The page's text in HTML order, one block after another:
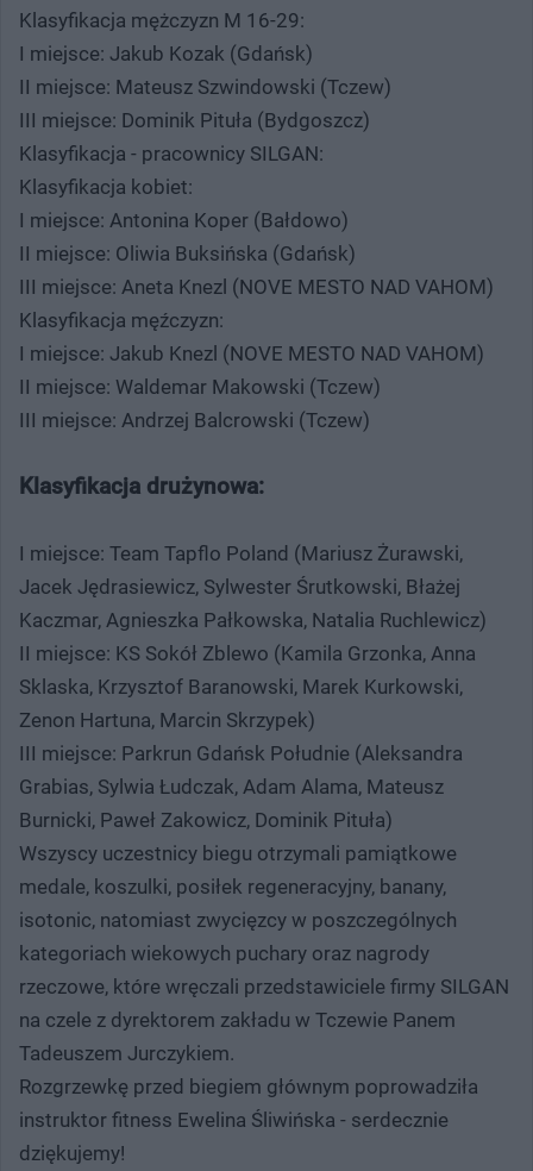
Klasyfikacja mężczyzn M 16-29:
I miejsce: Jakub Kozak (Gdańsk)
II miejsce: Mateusz Szwindowski (Tczew)
III miejsce: Dominik Pituła (Bydgoszcz)
Klasyfikacja - pracownicy SILGAN:
Klasyfikacja kobiet:
I miejsce: Antonina Koper (Bałdowo)
II miejsce: Oliwia Buksińska (Gdańsk)
III miejsce: Aneta Knezl (NOVE MESTO NAD VAHOM)
Klasyfikacja męźczyzn:
I miejsce: Jakub Knezl (NOVE MESTO NAD VAHOM)
II miejsce: Waldemar Makowski (Tczew)
III miejsce: Andrzej Balcrowski (Tczew)
Klasyfikacja drużynowa:
I miejsce: Team Tapflo Poland (Mariusz Żurawski,
Jacek Jędrasiewicz, Sylwester Śrutkowski, Błażej
Kaczmar, Agnieszka Pałkowska, Natalia Ruchlewicz)
II miejsce: KS Sokół Zblewo (Kamila Grzonka, Anna
Sklaska, Krzysztof Baranowski, Marek Kurkowski,
Zenon Hartuna, Marcin Skrzypek)
III miejsce: Parkrun Gdańsk Południe (Aleksandra
Grabias, Sylwia Łudczak, Adam Alama, Mateusz
Burnicki, Paweł Zakowicz, Dominik Pituła)
Wszyscy uczestnicy biegu otrzymali pamiątkowe
medale, koszulki, posiłek regeneracyjny, banany,
isotonic, natomiast zwycięzcy w poszczególnych
kategoriach wiekowych puchary oraz nagrody
rzeczowe, które wręczali przedstawiciele firmy SILGAN
na czele z dyrektorem zakładu w Tczewie Panem
Tadeuszem Jurczykiem.
Rozgrzewkę przed biegiem głównym poprowadziła
instruktor fitness Ewelina Śliwińska - serdecznie
dziękujemy!